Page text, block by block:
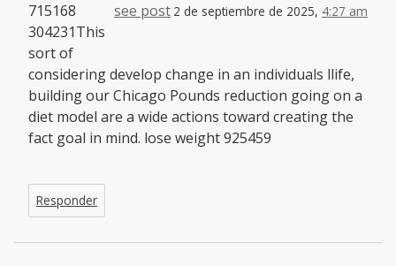
see post 2 de septiembre de 2025, 4:27 am
715168
304231This
sort of
considering develop change in an individuals llife,
building our Chicago Pounds reduction going on a
diet model are a wide actions toward creating the
fact goal in mind. lose weight 925459
Responder